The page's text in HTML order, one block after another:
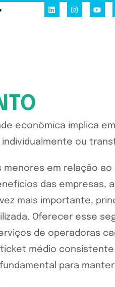
econômica implica
ou
menores em relação
das empresas,
mais importante,
Oferecer esse
de operadoras
ticket médio
para